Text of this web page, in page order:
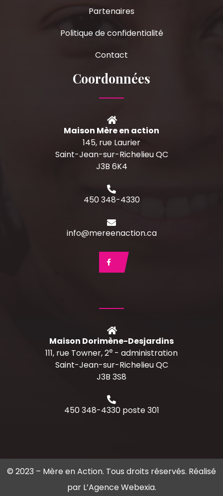
Partenaires
Politique de confidentialité
Contact
Coordonnées
Maison Mère en action
145, rue Laurier
Saint-Jean-sur-Richelieu QC
J3B 6K4
450 348-4330
info@mereenaction.ca
Maison Dorimène-Desjardins
111, rue Towner, 2e - administration
Saint-Jean-sur-Richelieu QC
J3B 3S8
450 348-4330 poste 301
© 2023 – Mère en Action. Tous droits réservés. Réalisé
par L’Agence Webexia.